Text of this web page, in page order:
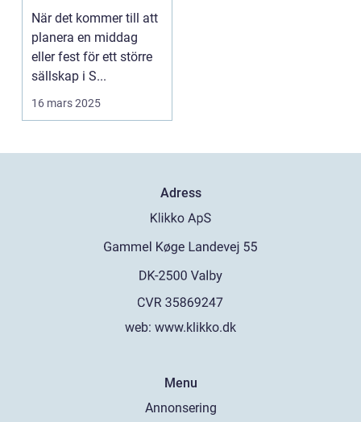
upptäck de bästa
alternativen
När det kommer till att
planera en middag
eller fest för ett större
sällskap i S...
16 mars 2025
Adress
web: www.klikko.dk
Menu
Annonsering